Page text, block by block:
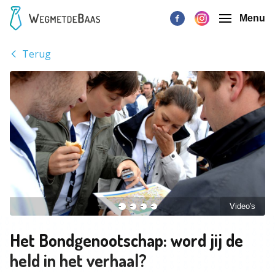
Menu
Terug
Video's
Het Bondgenootschap: word jij de
held in het verhaal?